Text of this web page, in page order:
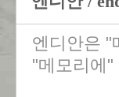
엔디안은 "
"메모리에"